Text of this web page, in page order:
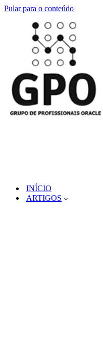
Pular para o conteúdo
INÍCIO
ARTIGOS